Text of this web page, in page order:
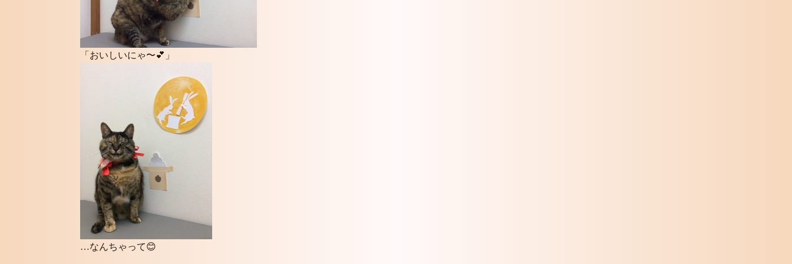
「おいしいにゃ〜💕」
…なんちゃって😊